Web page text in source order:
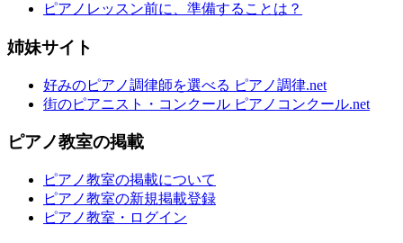
ピアノレッスン前に、準備することは？
姉妹サイト
好みのピアノ調律師を選べる ピアノ調律.net
街のピアニスト・コンクール ピアノコンクール.net
ピアノ教室の掲載
ピアノ教室の掲載について
ピアノ教室の新規掲載登録
ピアノ教室・ログイン